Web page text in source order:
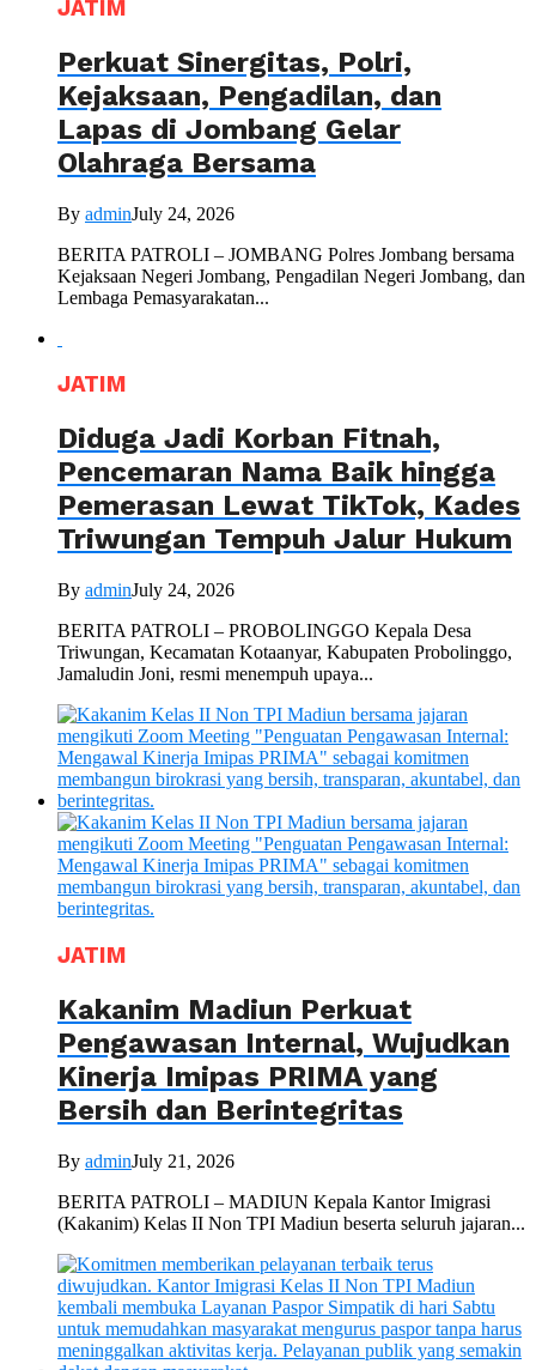
JATIM
Perkuat Sinergitas, Polri,
Kejaksaan, Pengadilan, dan
Lapas di Jombang Gelar
Olahraga Bersama
By adminJuly 24, 2026
BERITA PATROLI – JOMBANG Polres Jombang bersama
Kejaksaan Negeri Jombang, Pengadilan Negeri Jombang, dan
Lembaga Pemasyarakatan...
JATIM
Diduga Jadi Korban Fitnah,
Pencemaran Nama Baik hingga
Pemerasan Lewat TikTok, Kades
Triwungan Tempuh Jalur Hukum
By adminJuly 24, 2026
BERITA PATROLI – PROBOLINGGO Kepala Desa
Triwungan, Kecamatan Kotaanyar, Kabupaten Probolinggo,
Jamaludin Joni, resmi menempuh upaya...
JATIM
Kakanim Madiun Perkuat
Pengawasan Internal, Wujudkan
Kinerja Imipas PRIMA yang
Bersih dan Berintegritas
By adminJuly 21, 2026
BERITA PATROLI – MADIUN Kepala Kantor Imigrasi
(Kakanim) Kelas II Non TPI Madiun beserta seluruh jajaran...